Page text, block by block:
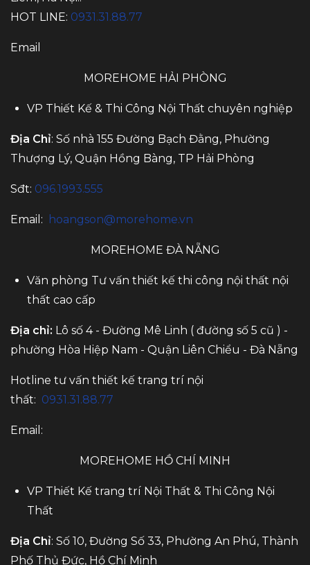
HOT LINE: 0931.31.88.77
Email
MOREHOME HẢI PHÒNG
VP Thiết Kế & Thi Công Nội Thất chuyên nghiệp
Địa Chỉ: Số nhà 155 Đường Bạch Đằng, Phường
Thượng Lý, Quận Hồng Bàng, TP Hải Phòng
Sđt: 096.1993.555
Email: hoangson@morehome.vn
MOREHOME ĐÀ NẴNG
Văn phòng Tư vấn thiết kế thi công nội thất nội
thất cao cấp
Địa chỉ: Lô số 4 - Đường Mê Linh ( đường số 5 cũ ) -
phường Hòa Hiệp Nam - Quận Liên Chiểu - Đà Nẵng
Hotline tư vấn thiết kế trang trí nội
thất: 0931.31.88.77
Email:
MOREHOME HỒ CHÍ MINH
VP Thiết Kế trang trí Nội Thất & Thi Công Nội
Thất
Địa Chỉ: Số 10, Đường Số 33, Phường An Phú, Thành
Phố Thủ Đức, Hồ Chí Minh